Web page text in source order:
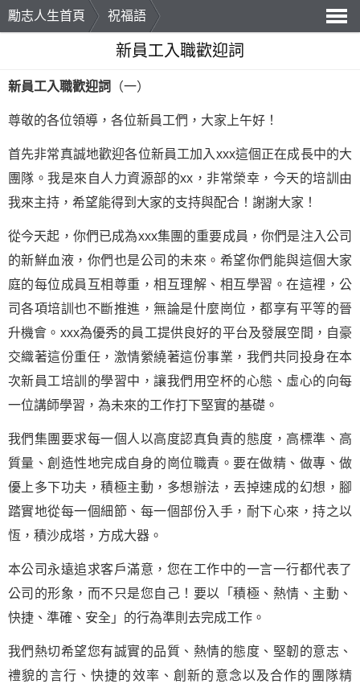
勵志人生首頁
祝福語
導
新員工入職歡迎詞
新員工入職歡迎詞 （一）
尊敬的各位領導，各位新員工們，大家上午好！
首先非常真誠地歡迎各位新員工加入xxx這個正在成長中的大
團隊。我是來自人力資源部的xx，非常榮幸，今天的培訓由
我來主持，希望能得到大家的支持與配合！謝謝大家！
從今天起，你們已成為xxx集團的重要成員，你們是注入公司
的新鮮血液，你們也是公司的未來。希望你們能與這個大家
庭的每位成員互相尊重，相互理解、相互學習 。在這裡，公
司各項培訓也不斷推進，無論是什麼崗位，都享有平等的晉
升機會。xxx為優秀的員工提供良好的平台及發展空間，自豪
交織著這份重任，激情縈繞著這份事業，我們共同投身在本
次新員工培訓的學習中，讓我們用空杯的心態、虛心的向每
一位講師學習，為未來的工作打下堅實的基礎。
我們集團要求每一個人以高度認真負責的態度，高標準、高
質量、創造性地完成自身的崗位職責。要在做精、做專、做
優上多下功夫，積極主動，多想辦法，丟掉速成的幻想，腳
踏實地從每一個細節、每一個部份入手，耐下心來，持之以
恆，積沙成塔，方成大器。
本公司永遠追求客戶滿意，您在工作中的一言一行都代表了
公司的形象，而不只是您自己！要以「積極、熱情、主動、
快捷、準確、安全」的行為準則去完成工作。
我們熱切希望您有誠實的品質、熱情的態度、堅韌的意志、
禮貌的言行、快捷的效率、創新的意念以及合作的團隊精